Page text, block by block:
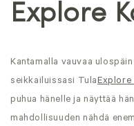
Explore
Kantamalla vauvaa
seikkailuissasi TulaExplore
puhua hänelle ja näyttää
mahdollisuuden nähdä